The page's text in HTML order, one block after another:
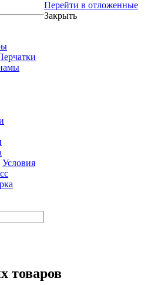
Условия
Перейти в отложенные
Закрыть
товаров